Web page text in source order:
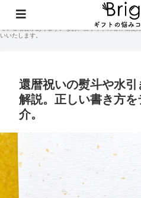
当サイトに掲載されている記事コンテンツやギフト
おり、無断での商用利用・二次配布は禁止しており
ている場合があります。なお、当サイトの著作物使
いいたします。
還暦祝いの熨斗や水
解説。正しい書き方
介。